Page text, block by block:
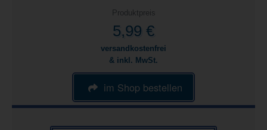
Produktpreis
5,99 €
versandkostenfrei
& inkl. MwSt.
im Shop bestellen